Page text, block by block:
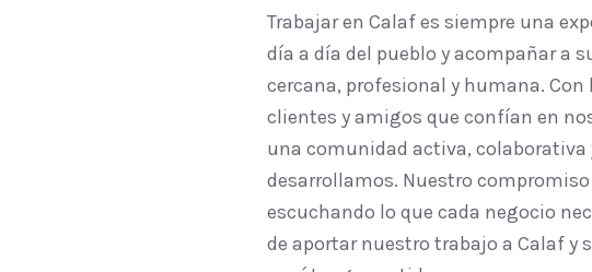
Trabajar en Calaf es siempre una
día a día del pueblo y acompañar a
cercana, profesional y humana.
clientes y amigos que confían en
una comunidad activa,
desarrollamos. Nuestro
escuchando lo que cada negocio
de aportar nuestro trabajo a Calaf y